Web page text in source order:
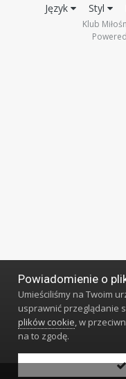
Język Styl
Klub
Powiadomienie o
Umieściliśmy na Twoim
usprawnić przeglądanie
plików cookie, w
na to zgodę.